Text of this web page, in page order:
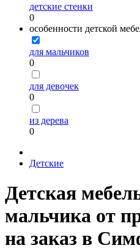
детские стенки
0
особенности детской
для мальчиков
0
для девочек
0
из дерева
0
Детские
Детская
мальчика от
на заказ в